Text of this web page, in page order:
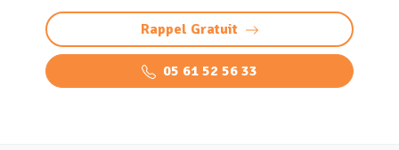
Rappel Gratuit
05 61 52 56 33